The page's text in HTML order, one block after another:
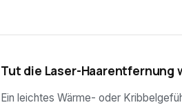
Tut die Laser-Haarentfernung
Ein leichtes Wärme- oder